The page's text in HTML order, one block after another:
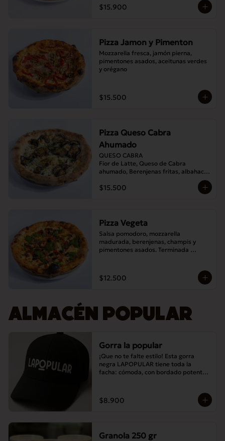
$15.900
Pizza Jamon y Pimenton
Mozzarella fresca, jamón pierna,
pimentones asados, aceitunas verdes
y orégano
$15.500
Pizza Queso Cabra
Ahumado
QUESO CABRA
Fior de Latte, Queso de Cabra
ahumado, Berenjenas fritas, albahaca ,
$15.500
Pizza Vegeta
Salsa pomodoro, mozzarella
madurada, berenjenas, champis y
pimentones asados. Terminada
$12.500
ALMACÉN POPULAR
Gorra la popular
¡Que no te falte estilo! Esta gorra
negra LAPOPULAR tiene toda la
facha: cómoda, con bordado potente y
$8.900
Granola 250 gr